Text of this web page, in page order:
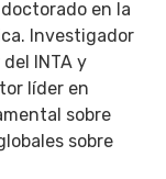
en la
Investigador
INTA y
líder en
sobre
sobre